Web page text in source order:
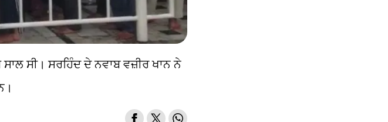
ਸੀ। ਸਰਹਿੰਦ ਦੇ ਨਵਾਬ ਵਜ਼ੀਰ ਖਾਨ ਨੇ